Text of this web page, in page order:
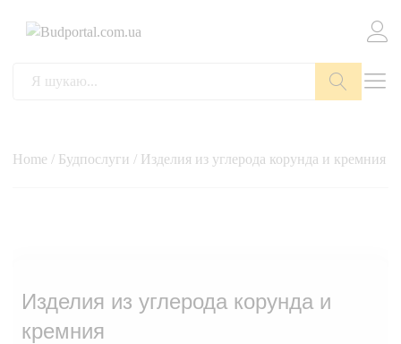
Home / Будпослуги / Изделия из углерода корунда и кремния
Изделия из углерода корунда и
кремния